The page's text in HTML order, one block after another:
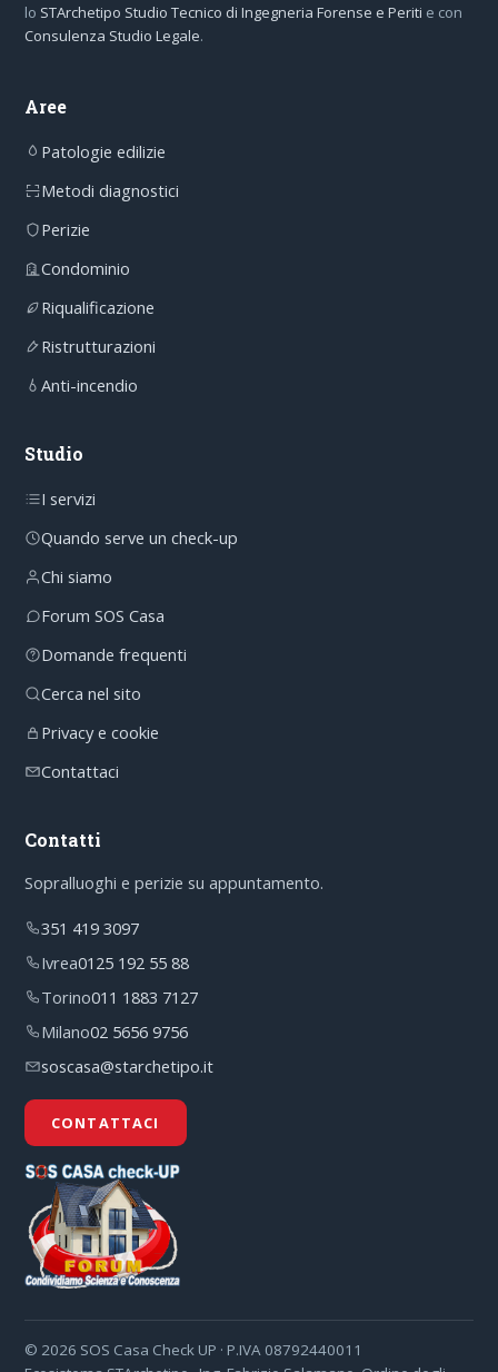
lo STArchetipo Studio Tecnico di Ingegneria Forense e Periti e con
Consulenza Studio Legale.
Aree
Patologie edilizie
Metodi diagnostici
Perizie
Condominio
Riqualificazione
Ristrutturazioni
Anti-incendio
Studio
I servizi
Quando serve un check-up
Chi siamo
Forum SOS Casa
Domande frequenti
Cerca nel sito
Privacy e cookie
Contattaci
Contatti
Sopralluoghi e perizie su appuntamento.
351 419 3097
Ivrea0125 192 55 88
Torino011 1883 7127
Milano02 5656 9756
soscasa@starchetipo.it
CONTATTACI
© 2026 SOS Casa Check UP · P.IVA 08792440011